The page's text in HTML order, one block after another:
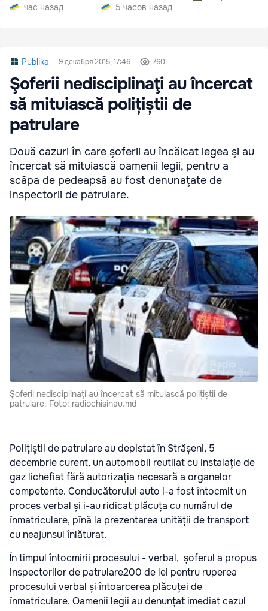
час назад электроэнергии
5 часов назад
Publika 9 декабря 2015, 17:46 760
Şoferii nedisciplinaţi au încercat
să mituiască polițiștii de
patrulare
Două cazuri în care şoferii au încălcat legea şi au
încercat să mituiască oamenii legii, pentru a
scăpa de pedeapsă au fost denunaţate de
inspectorii de patrulare.
Şoferii nedisciplinaţi au încercat să mituiască polițiștii de
patrulare. Foto: radiochisinau.md
Poliţiştii de patrulare au depistat în Strășeni, 5
decembrie curent, un automobil reutilat cu instalație de
gaz lichefiat fără autorizația necesară a organelor
competente. Conducătorului auto i-a fost întocmit un
proces verbal și i-au ridicat plăcuța cu numărul de
înmatriculare, pînă la prezentarea unității de transport
cu neajunsul înlăturat.
În timpul întocmirii procesului - verbal, șoferul a propus
inspectorilor de patrulare200 de lei pentru ruperea
procesului verbal și întoarcerea plăcuței de
înmatriculare. Oamenii legii au denunțat imediat cazul